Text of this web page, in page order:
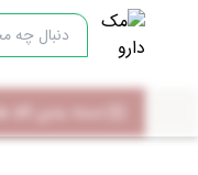
دسته بندی کالا ها